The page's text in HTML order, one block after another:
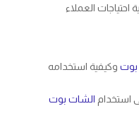
احتياجات العملاء
بوتوكيفية استخدامه
استخدام الشات بوت